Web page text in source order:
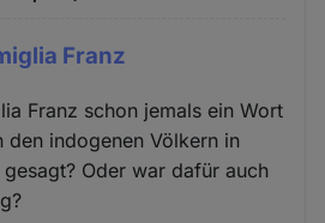
Franz
Franz schon jemals ein Wort
den indogenen Völkern in
Oder war dafür auch